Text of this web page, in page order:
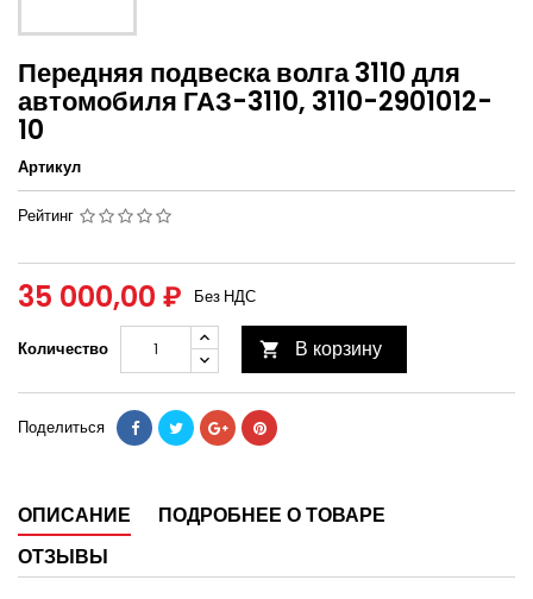
Передняя подвеска волга 3110 для
автомобиля ГАЗ-3110, 3110-2901012-
10
Артикул
Рейтинг
35 000,00 ₽ Без НДС
Количество  В корзину
Поделиться
ОПИСАНИЕ
ПОДРОБНЕЕ О ТОВАРЕ
ОТЗЫВЫ